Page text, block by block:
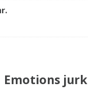
Emotions jurk